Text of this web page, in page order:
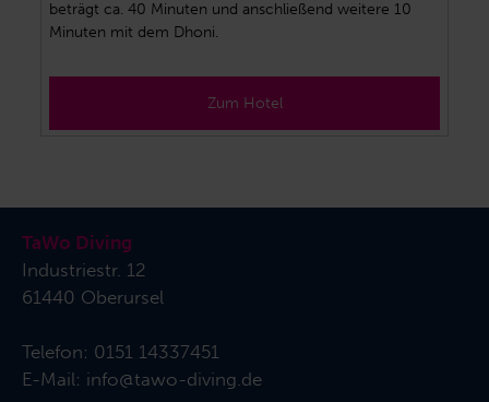
beträgt ca. 40 Minuten und anschließend weitere 10
Minuten mit dem Dhoni.
Zum Hotel
TaWo Diving
Industriestr. 12
61440 Oberursel
Telefon: 0151 14337451
E-Mail: info@tawo-diving.de